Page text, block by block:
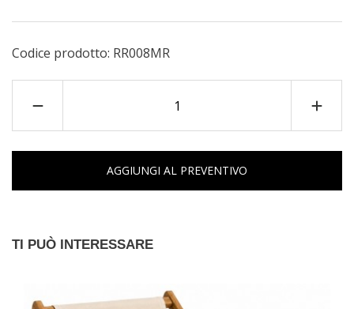
Codice prodotto: RR008MR
AGGIUNGI AL PREVENTIVO
TI PUÒ INTERESSARE